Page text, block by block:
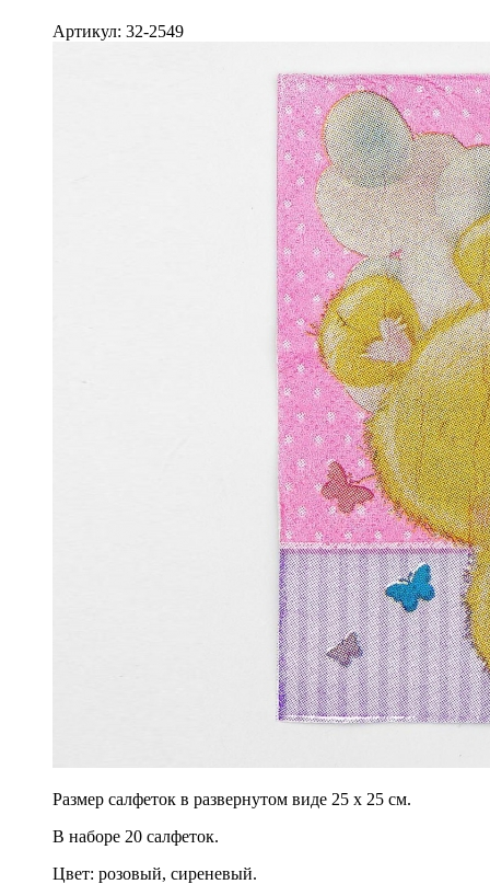
Артикул: 32-2549
Размер салфеток в развернутом виде 25 х 25 см.
В наборе 20 салфеток.
Цвет: розовый, сиреневый.